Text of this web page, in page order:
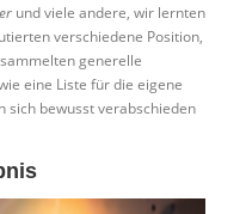
und viele andere, wir lernten
verschiedene Position,
generelle
eine Liste für die eigene
sich bewusst verabschieden